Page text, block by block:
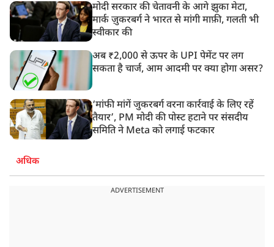
मोदी सरकार की चेतावनी के आगे झुका मेटा,
मार्क ज़ुकरबर्ग ने भारत से मांगी माफ़ी, गलती भी
स्वीकार की
अब ₹2,000 से ऊपर के UPI पेमेंट पर लग
सकता है चार्ज, आम आदमी पर क्या होगा असर?
‘मांफी मांगें जुकरबर्ग वरना कार्रवाई के लिए रहें
तैयार’, PM मोदी की पोस्ट हटाने पर संसदीय
समिति ने Meta को लगाई फटकार
अधिक
ADVERTISEMENT